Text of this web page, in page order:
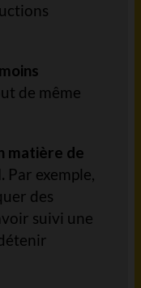
de même
matière de
Par exemple,
des
suivi une